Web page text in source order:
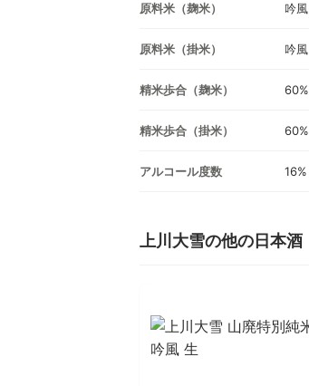
原料米（麹米） 吟風
原料米（掛米） 吟風
精米歩合（麹米） 60%
精米歩合（掛米） 60%
アルコール度数 16%
上川大雪の他の日本酒